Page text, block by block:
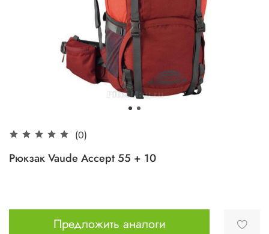
(0)
Рюкзак Vaude Accept 55 + 10
Предложить аналоги